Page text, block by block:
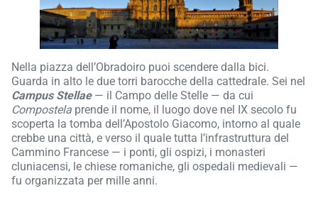
Nella piazza dell’Obradoiro puoi scendere dalla bici.
Guarda in alto le due torri barocche della cattedrale. Sei nel
Campus Stellae— il Campo delle Stelle — da cui
Compostela prende il nome, il luogo dove nel IX secolo fu
scoperta la tomba dell’Apostolo Giacomo, intorno al quale
crebbe una città, e verso il quale tutta l’infrastruttura del
Cammino Francese — i ponti, gli ospizi, i monasteri
cluniacensi, le chiese romaniche, gli ospedali medievali —
fu organizzata per mille anni.